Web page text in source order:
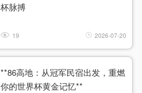
杯脉搏
19 2026-07-20
**86高地：从冠军民宿出发，重燃
你的世界杯黄金记忆**